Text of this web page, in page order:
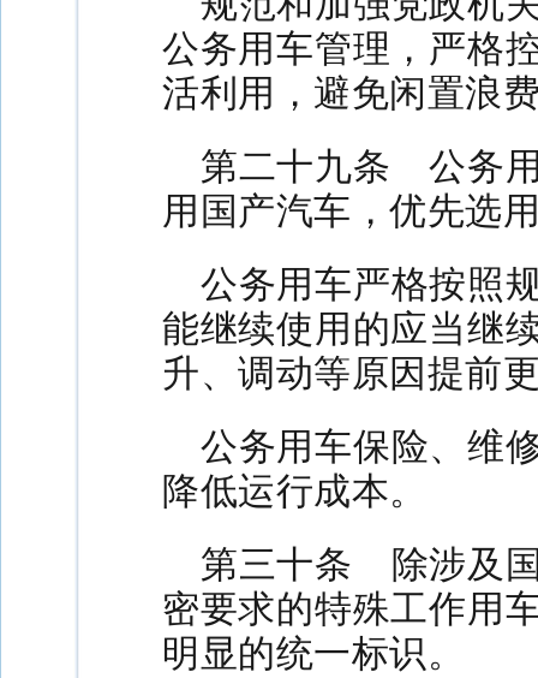
公务用车管理，严格
活利用，避免闲置浪
第二十九条 公务
用国产汽车，优先选
公务用车严格按照
能继续使用的应当继
升、调动等原因提前
公务用车保险、维
降低运行成本。
第三十条 除涉及
密要求的特殊工作用
明显的统一标识。